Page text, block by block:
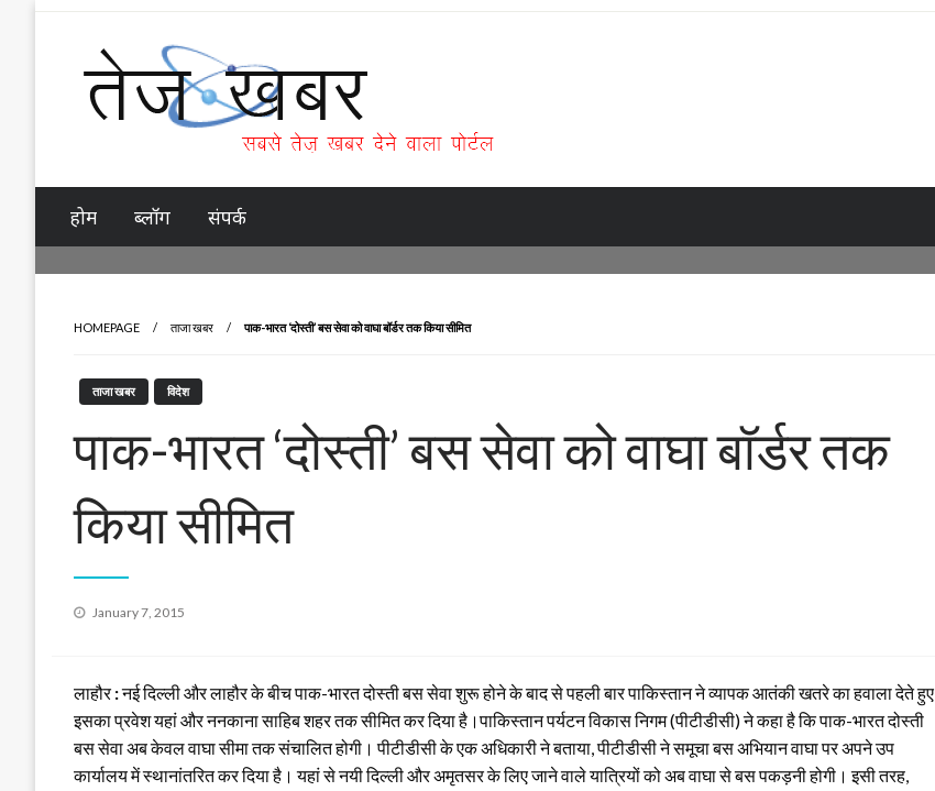
Tez Khabar
होम ब्लॉग संपर्क
HOMEPAGE ताजा खबर पाक-भारत ‘दोस्ती’ बस सेवा को वाघा बॉर्डर तक किया सीमित
ताजा खबर विदेश
पाक-भारत ‘दोस्ती’ बस सेवा को वाघा बॉर्डर तक
किया सीमित
Posted
January 7, 2015
लाहौर:नई दिल्ली और लाहौर के बीच पाक-भारत दोस्ती बस सेवा शुरू होने के बाद से पहली बार पाकिस्तान ने व्यापक आतंकी खतरे का हवाला देते हुए
इसका प्रवेश यहां और ननकाना साहिब शहर तक सीमित कर दिया है।पाकिस्तान पर्यटन विकास निगम (पीटीडीसी) ने कहा है कि पाक-भारत दोस्ती
बस सेवा अब केवल वाघा सीमा तक संचालित होगी। पीटीडीसी के एक अधिकारी ने बताया, पीटीडीसी ने समूचा बस अभियान वाघा पर अपने उप
कार्यालय में स्थानांतरित कर दिया है। यहां से नयी दिल्ली और अमृतसर के लिए जाने वाले यात्रियों को अब वाघा से बस पकड़नी होगी। इसी तरह,